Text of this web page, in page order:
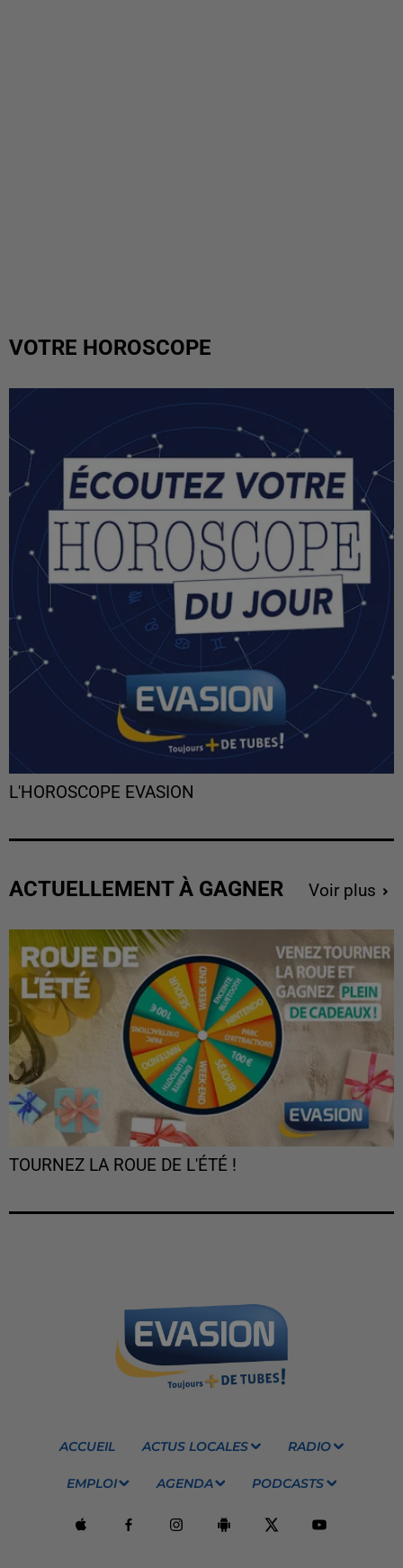
VOTRE HOROSCOPE
L'HOROSCOPE EVASION
ACTUELLEMENT À GAGNER Voir plus
TOURNEZ LA ROUE DE L'ÉTÉ !
ACCUEIL ACTUS LOCALES RADIO
EMPLOI AGENDA PODCASTS